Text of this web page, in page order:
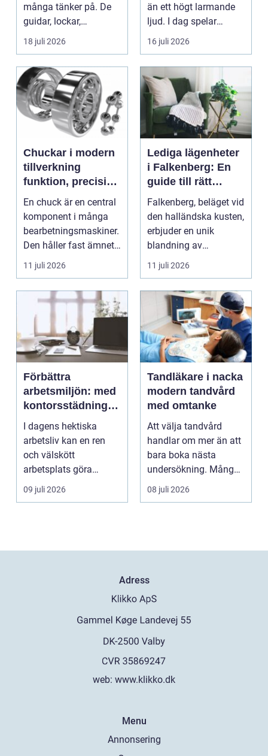
många tänker på. De
guidar, lockar,
inspirerar och skap...
18 juli 2026
än ett högt larmande
ljud. I dag spelar
tydliga
röstmeddelanden en
a...
16 juli 2026
Chuckar i modern
tillverkning
funktion, precision
och smarta val
En chuck är en central
komponent i många
bearbetningsmaskiner.
Den håller fast ämnet
eller verktyget...
11 juli 2026
Lediga lägenheter
i Falkenberg: En
guide till rätt
bostad för dig
Falkenberg, beläget vid
den halländska kusten,
erbjuder en unik
blandning av
naturskö...
11 juli 2026
Förbättra
arbetsmiljön: med
kontorsstädning i
Stockholm
I dagens hektiska
arbetsliv kan en ren
och välskött
arbetsplats göra
underverk fö...
09 juli 2026
Tandläkare i nacka
modern tandvård
med omtanke
Att välja tandvård
handlar om mer än att
bara boka nästa
undersökning. Många
vill ha en tandläkare
s...
08 juli 2026
Adress
web: www.klikko.dk
Menu
Annonsering